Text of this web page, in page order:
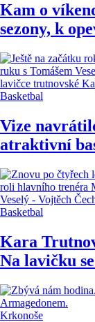
Kam o
sezony, k
Basketbal
Vize
atraktivní
Basketbal
Kara
Na lavičku
Krkonoše